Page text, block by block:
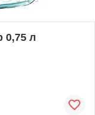
0,75 л